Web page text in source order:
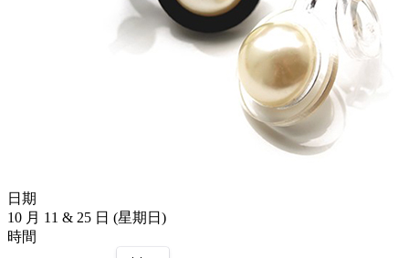
日期
10 月 11 & 25 日 (星期日)
時間